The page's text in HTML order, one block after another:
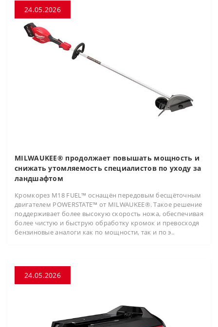
24.05.2026
MILWAUKEE® продолжает повышать мощность и
снижать утомляемость специалистов по уходу за
ландшафтом
Кромкорез M18 FUEL™ оснащён передовым бесщёточным
двигателем POWERSTATE™ от MILWAUKEE®. Такое решение
поддерживает более высокую скорость ножа, обеспечивая
более чистую и быструю обработку кромок и превосходя
бензиновые аналоги как по мощности, так и по э..
24.05.2026